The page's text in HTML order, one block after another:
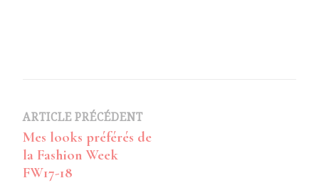
Navigation
d’article
ARTICLE PRÉCÉDENT
Mes looks préférés de
la Fashion Week
FW17-18